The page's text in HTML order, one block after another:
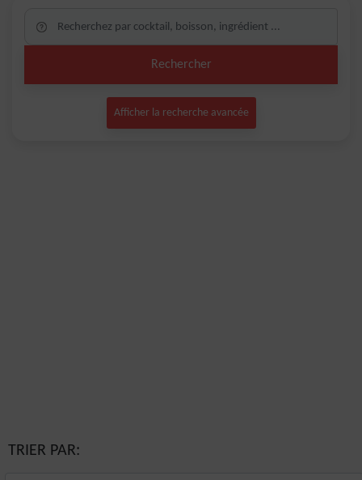
Rechercher
Afficher la recherche avancée
TRIER PAR: